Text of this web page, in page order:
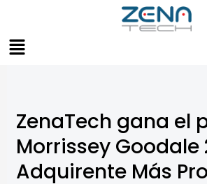
content
Menu
ZenaTech gana el
Morrissey Goodale
Adquirente Más